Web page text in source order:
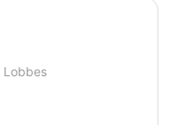
Lobbes